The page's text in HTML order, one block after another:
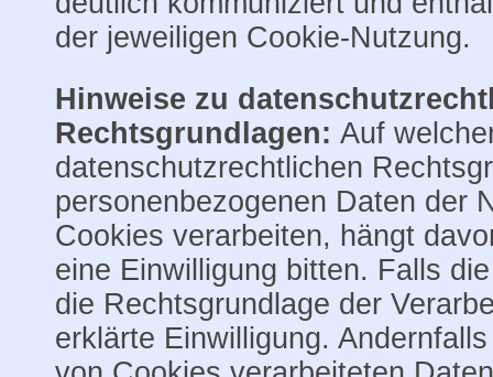
der jeweiligen Cookie-Nutzung.
Hinweise zu
Rechtsgrundlagen: Auf
datenschutzrechtlichen
personenbezogenen Daten der
Cookies verarbeiten, hängt
eine Einwilligung bitten. Falls
die Rechtsgrundlage der
erklärte Einwilligung.